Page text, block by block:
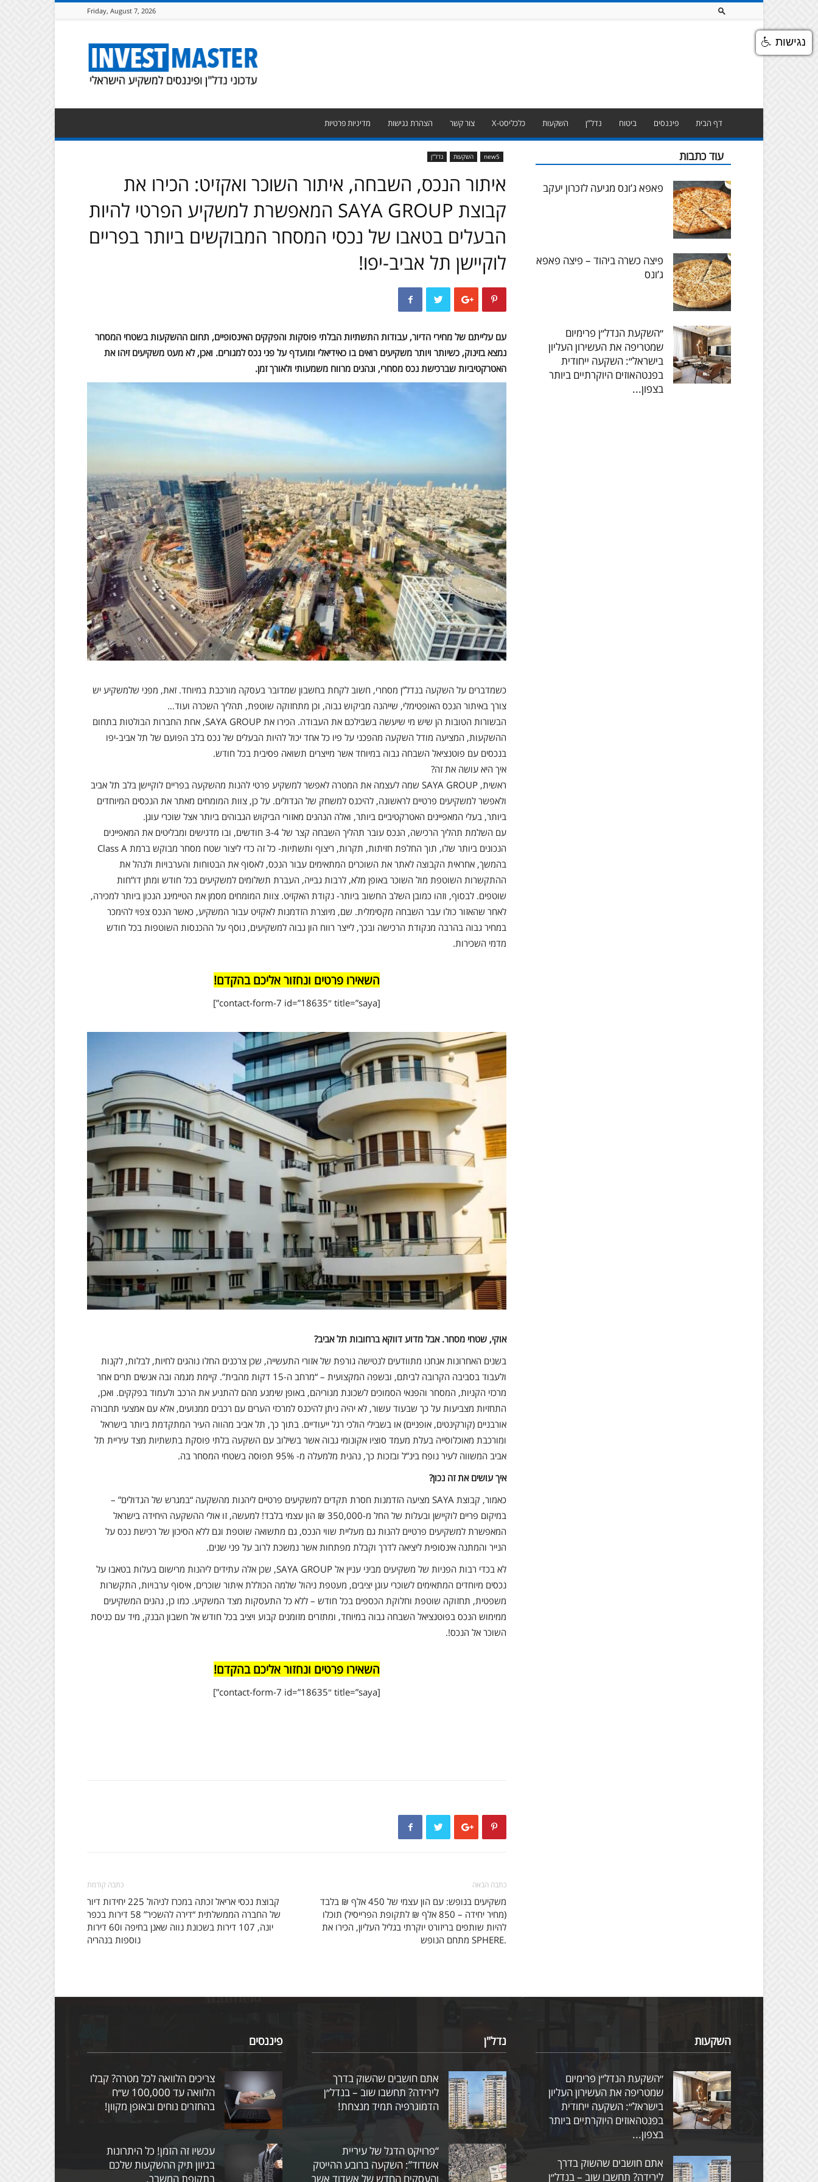
Friday, August 7, 2026
Invest
Master
|
דף הבית פיננסים ביטוח נדל”ן השקעות כלכליסט-X צור קשר הצהרת נגישות מדיניות פרטיות
new5 השקעות נדל"ן
איתור הנכס, השבחה, איתור השוכר ואקזיט: הכירו את
קבוצת SAYA GROUP המאפשרת למשקיע הפרטי להיות
הבעלים בטאבו של נכסי המסחר המבוקשים ביותר בפריים
לוקיישן תל אביב-יפו!
עם עלייתם של מחירי הדיור, עבודות התשתיות הבלתי פוסקות והפקקים האינסופיים, תחום ההשקעות בשטחי המסחר
נמצא בזינוק, כשיותר ויותר משקיעים רואים בו כאידיאלי ומועדף על פני נכס למגורים. ואכן, לא מעט משקיעים זיהו את
האטרקטיביות שברכישת נכס מסחרי, ונהנים מרווח משמעותי ולאורך זמן.
כשמדברים על השקעה בנדל”ן מסחרי, חשוב לקחת בחשבון שמדובר בעסקה מורכבת במיוחד. זאת, מפני שלמשקיע יש
צורך באיתור הנכס האופטימלי, שייהנה מביקוש גבוה, וכן מתחזוקה שוטפת, תהליך השכרה ועוד…
הבשורות הטובות הן שיש מי שיעשה בשבילכם את העבודה. הכירו את SAYA GROUP, אחת החברות הבולטות בתחום
ההשקעות, המציעה מודל השקעה מהפכני על פיו כל אחד יכול להיות הבעלים של נכס בלב הפועם של תל אביב-יפו
בנכסים עם פוטנציאל השבחה גבוה במיוחד אשר מייצרים תשואה פסיבית בכל חודש.
איך היא עושה את זה?
ראשית, SAYA GROUP שמה לעצמה את המטרה לאפשר למשקיע פרטי להנות מהשקעה בפריים לוקיישן בלב תל אביב
ולאפשר למשקיעים פרטיים לראשונה, להיכנס למשחק של הגדולים. על כן, צוות המומחים מאתר את הנכסים המיוחדים
ביותר, בעלי המאפיינים האטרקטיביים ביותר, ואלה הנהנים מאזורי הביקוש הגבוהים ביותר אצל שוכרי עוגן.
עם השלמת תהליך הרכישה, הנכס עובר תהליך השבחה קצר של 3-4 חודשים, ובו מדגישים ומבליטים את המאפיינים
הנכונים ביותר שלו, תוך החלפת חזיתות, תקרות, ריצוף ותשתיות- כל זה כדי ליצור שטח מסחר מבוקש ברמת Class A
בהמשך, אחראית הקבוצה לאתר את השוכרים המתאימים עבור הנכס, לאסוף את הבטוחות והערבויות ולנהל את
ההתקשרות השוטפת מול השוכר באופן מלא, לרבות גבייה, העברת תשלומים למשקיעים בכל חודש ומתן דו”חות
שוטפים. לבסוף, וזהו כמובן השלב החשוב ביותר- נקודת האקזיט. צוות המומחים מסמן את הטיימינג הנכון ביותר למכירה,
לאחר שהאזור כולו עבר השבחה מקסימלית. שם, מיוצרת הזדמנות לאקזיט עבור המשקיע, כאשר הנכס צפוי להימכר
במחיר גבוה בהרבה מנקודת הרכישה ובכך, לייצר רווח הון גבוה למשקיעים, נוסף על ההכנסות השוטפות בכל חודש
מדמי השכירות.
השאירו פרטים ונחזור אליכם בהקדם!
[contact-form-7 id=”18635″ title=”saya”]
אוקי, שטחי מסחר. אבל מדוע דווקא ברחובות תל אביב?
בשנים האחרונות אנחנו מתוודעים לנטישה גורפת של אזורי התעשייה, שכן צרכנים החלו נוהגים לחיות, לבלות, לקנות
ולעבוד בסביבה הקרובה לביתם, ובשפה המקצועית – “מרחב ה-15 דקות מהבית”. קיימת מגמה ובה אנשים תרים אחר
מרכזי הקניות, המסחר והפנאי הסמוכים לשכונת מגוריהם, באופן שימנע מהם להתניע את הרכב ולעמוד בפקקים. ואכן,
התחזיות מצביעות על כך שבעוד עשור, לא יהיה ניתן להיכנס למרכזי הערים עם רכבים ממנועים, אלא עם אמצעי תחבורה
אורבניים (קורקינטים, אופניים) או בשבילי הולכי רגל ייעודיים. בתוך כך, תל אביב מהווה העיר המתקדמת ביותר בישראל
ומורכבת מאוכלוסייה בעלת מעמד סוציו אקונומי גבוה אשר בשילוב עם השקעה בלתי פוסקת בתשתיות מצד עיריית תל
אביב המשווה לעיר נופח בינ”ל ובזכות כך, נהנית מלמעלה מ- 95% תפוסה בשטחי המסחר בה.
איך עושים את זה נכון?
כאמור, קבוצת SAYA מציעה הזדמנות חסרת תקדים למשקיעים פרטיים ליהנות מהשקעה “במגרש של הגדולים” –
במיקום פריים לוקיישן ובעלות של החל מ-350,000 ₪ הון עצמי בלבד! למעשה, זו אולי ההשקעה היחידה בישראל
המאפשרת למשקיעים פרטיים להנות גם מעליית שווי הנכס, גם מתשואה שוטפת וגם ללא הסיכון של רכישת נכס על
הנייר והמתנה אינסופית ליציאה לדרך וקבלת מפתחות אשר נמשכת לרוב על פני שנים.
לא בכדי רבות הפניות של משקיעים מביני עניין אל SAYA GROUP, שכן אלה עתידים ליהנות מרישום בעלות בטאבו על
נכסים מיוחדים המתאימים לשוכרי עוגן יציבים, מעטפת ניהול שלמה הכוללת איתור שוכרים, איסוף ערבויות, התקשרות
משפטית, תחזוקה שוטפת וחלוקת הכספים בכל חודש – ללא כל התעסקות מצד המשקיע. כמו כן, נהנים המשקיעים
ממימוש הנכס בפוטנציאל השבחה גבוה במיוחד, ומתזרים מזומנים קבוע ויציב בכל חודש אל חשבון הבנק, מיד עם כניסת
השוכר אל הנכס!.
השאירו פרטים ונחזור אליכם בהקדם!
[contact-form-7 id=”18635″ title=”saya”]
כתבה קודמת
קבוצת נכסי אריאל זכתה במכרז לניהול 225 יחידות דיור
של החברה הממשלתית “דירה להשכיר” 58 דירות בכפר
יונה, 107 דירות בשכונת נווה שאנן בחיפה ו60 דירות
נוספות בנהריה
כתבה הבאה
משקיעים בנופש: עם הון עצמי של 450 אלף ₪ בלבד
(מחיר יחידה – 850 אלף ₪ לתקופת הפרייסיל) תוכלו
להיות שותפים בריזורט יוקרתי בגליל העליון, הכירו את
מתחם הנופש SPHERE.
עוד כתבות
פאפא ג’ונס מגיעה לזכרון יעקב
פיצה כשרה ביהוד – פיצה פאפא
ג’ונס
״השקעת הנדל״ן פרימיום
שמטריפה את העשירון העליון
בישראל״: השקעה ייחודית
בפנטהאוזים היוקרתיים ביותר
בצפון...
פיננסים
צריכים הלוואה לכל מטרה? קבלו
הלוואה עד 100,000 ש״ח
בהחזרים נוחים ובאופן מקוון!
עכשיו זה הזמן! כל היתרונות
בגיוון תיק ההשקעות שלכם
בתקופת המשבר.
נדל"ן
אתם חושבים שהשוק בדרך
לירידה? תחשבו שוב – בנדל״ן
הדמוגרפיה תמיד מנצחת!
“פרויקט הדגל של עיריית
אשדוד”: השקעה ברובע ההייטק
והעסקים החדש של אשדוד אשר
השקעות
״השקעת הנדל״ן פרימיום
שמטריפה את העשירון העליון
בישראל״: השקעה ייחודית
בפנטהאוזים היוקרתיים ביותר
בצפון...
אתם חושבים שהשוק בדרך
לירידה? תחשבו שוב – בנדל״ן
נגישות